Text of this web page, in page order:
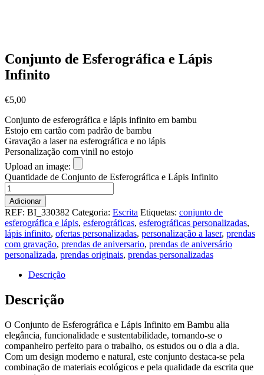
Conjunto de Esferográfica e Lápis
Infinito
€5,00
Conjunto de esferográfica e lápis infinito em bambu
Estojo em cartão com padrão de bambu
Gravação a laser na esferográfica e no lápis
Personalização com vinil no estojo
Upload an image:
Quantidade de Conjunto de Esferográfica e Lápis Infinito
Adicionar
REF: BI_330382 Categoria: Escrita Etiquetas: conjunto de
esferográfica e lápis, esferográficas, esferográficas personalizadas,
lápis infinito, ofertas personalizadas, personalização a laser, prendas
com gravação, prendas de aniversario, prendas de aniversário
personalizada, prendas originais, prendas personalizadas
Descrição
Descrição
O Conjunto de Esferográfica e Lápis Infinito em Bambu alia
elegância, funcionalidade e sustentabilidade, tornando-se o
companheiro perfeito para o trabalho, os estudos ou o dia a dia.
Com um design moderno e natural, este conjunto destaca-se pela
combinação de materiais ecológicos e pela qualidade da escrita que